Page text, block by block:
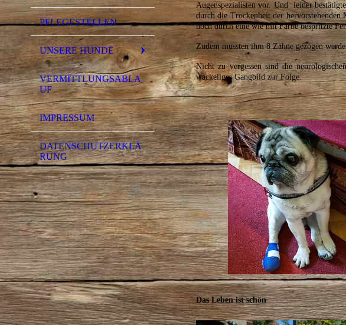
PFLEGESTELLEN
UNSERE HUNDE
VERMITTLUNGSABLA
UF
IMPRESSUM
DATENSCHUTZERKLÄ
RUNG
Augenspezialisten vor. Und leider
durch die Trockenheit der
noch durch eine wie mit Farbe bespritzte
Zudem mussten ihm 8 Zähne gezogen
Nicht zu vergessen sind die
wackeliges Gangbild zur Folge.
Das Leben ist schön